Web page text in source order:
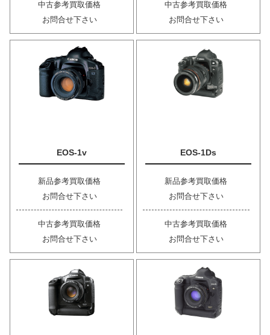
中古参考買取価格
お問合せ下さい
中古参考買取価格
お問合せ下さい
EOS-1v
新品参考買取価格
お問合せ下さい
中古参考買取価格
お問合せ下さい
EOS-1Ds
新品参考買取価格
お問合せ下さい
中古参考買取価格
お問合せ下さい